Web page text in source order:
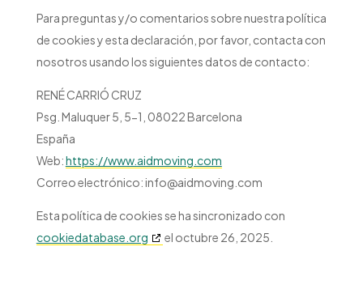
Para preguntas y/o comentarios sobre nuestra política
de cookies y esta declaración, por favor, contacta con
nosotros usando los siguientes datos de contacto:
RENÉ CARRIÓ CRUZ
Psg. Maluquer 5, 5-1, 08022 Barcelona
España
Web:https://www.aidmoving.com
Correo electrónico:info@aidmoving.com
Esta política de cookies se ha sincronizado con
cookiedatabase.org
el octubre 26, 2025.